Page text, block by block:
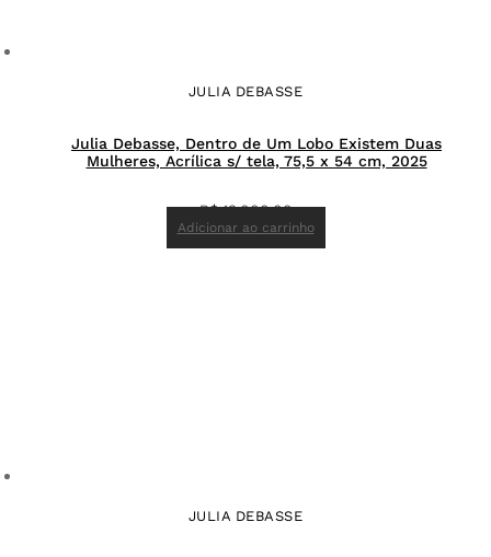
JULIA DEBASSE
Julia Debasse, Dentro de Um Lobo Existem Duas
Mulheres, Acrílica s/ tela, 75,5 x 54 cm, 2025
R$13.000,00
Adicionar ao carrinho
JULIA DEBASSE